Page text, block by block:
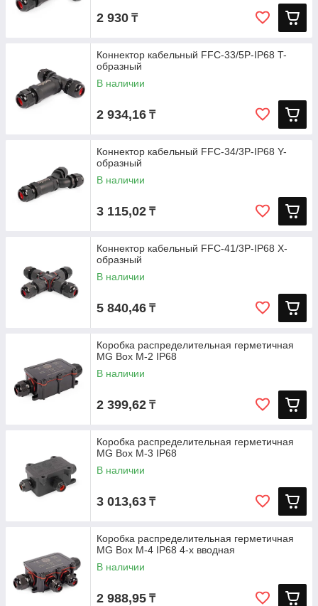
2 930 ₸
Коннектор кабельный FFC-33/5P-IP68 T-
образный
В наличии
2 934,16 ₸
Коннектор кабельный FFC-34/3P-IP68 Y-
образный
В наличии
3 115,02 ₸
Коннектор кабельный FFC-41/3P-IP68 X-
образный
В наличии
5 840,46 ₸
Коробка распределительная герметичная
MG Box M-2 IP68
В наличии
2 399,62 ₸
Коробка распределительная герметичная
MG Box M-3 IP68
В наличии
3 013,63 ₸
Коробка распределительная герметичная
MG Box M-4 IP68 4-х вводная
В наличии
2 988,95 ₸